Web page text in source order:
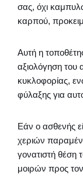
σας, όχι
καρπού,
Αυτή η
αξιολόγηση του
κυκλοφορίας,
φύλαξης για
Εάν ο ασθενής
χεριών
γονατιστή θέση
μοιρών προς